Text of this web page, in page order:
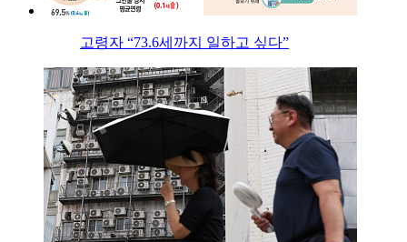
고령자 “73.6세까지 일하고 싶다”